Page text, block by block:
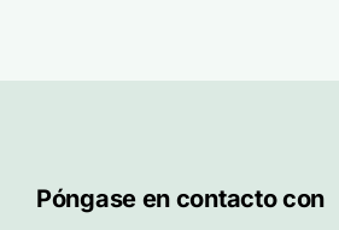
Póngase en contacto con